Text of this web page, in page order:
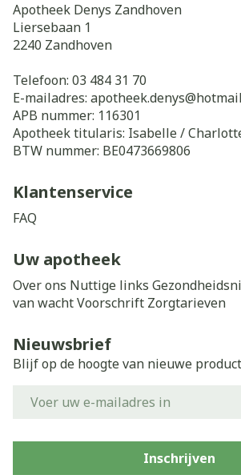
Apotheek Denys Zandhoven
Liersebaan 1
2240 Zandhoven
Telefoon: 03 484 31 70
E-mailadres: apotheek.denys@
APB nummer: 116301
Apotheek titularis: Isabelle /
BTW nummer: BE0473669806
Klantenservice
FAQ
Uw apotheek
Over ons Nuttige links
van wachtVoorschrift Zorgtarieven
Nieuwsbrief
Blijf op de hoogte van nieuwe
Inschrijven